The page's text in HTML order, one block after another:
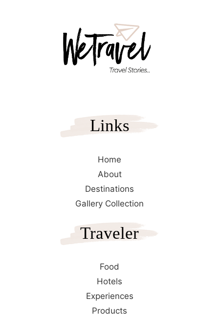
Links
Home
About
Destinations
Gallery Collection
Traveler
Food
Hotels
Experiences
Products